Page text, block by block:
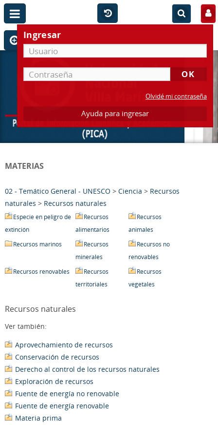
Ingresar
Olvidé mi contraseña
Ayuda para ingresar
MATERIAS
02 - Temático General - UNESCO > Ciencia > Recursos
naturales > Recursos naturales
Especie en peligro de
extinción
Recursos
alimentarios
Recursos
animales
Recursos marinos
Recursos
minerales
Recursos no
renovables
Recursos renovables
Recursos
territoriales
Recursos
vegetales
Recursos naturales
Ver también:
Aprovechamiento de recursos
Conservación de recursos
Derecho al control de los recursos naturales
Exploración de recursos
Fuente de energía no renovable
Fuente de energía renovable
Materia prima